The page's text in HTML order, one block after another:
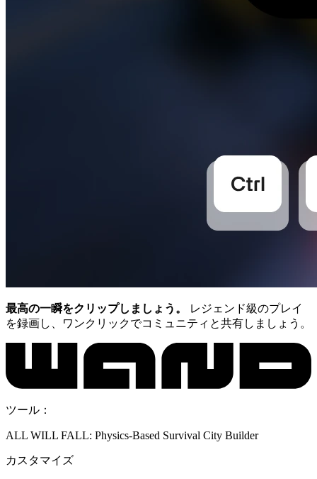
最高の一瞬をクリップしましょう。
レジェンド級のプレイ
を録画し、ワンクリックでコミュニティと共有しましょう。
ツール：
ALL WILL FALL: Physics-Based Survival City Builder
カスタマイズ